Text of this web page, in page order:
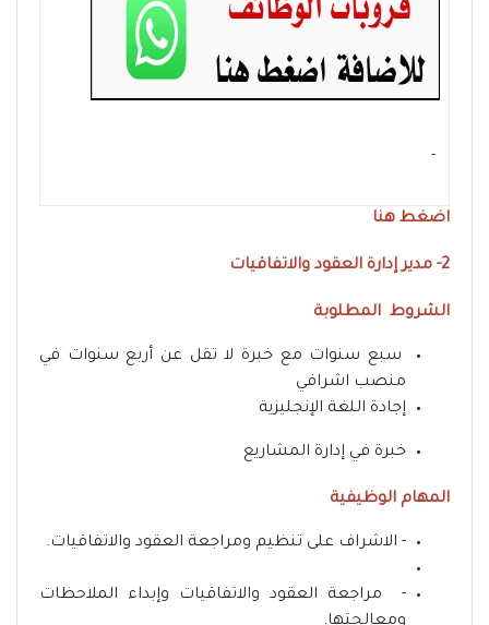
- ‏
اضغط هنا
2- مدير إدارة العقود والاتفاقيات
الشروط المطلوبة
سبع سنوات مع خبرة لا تقل عن أربع سنوات في
منصب اشرافي
إجادة اللغة الإنجليزية
خبرة في إدارة المشاريع
المهام الوظيفية
- الاشراف على تنظيم ومراجعة العقود والاتفاقيات.
- مراجعة العقود والاتفاقيات وإبداء الملاحظات